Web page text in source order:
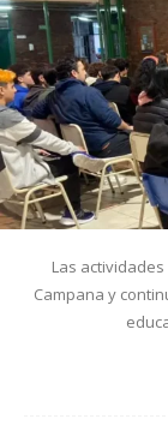
Las
Campana y